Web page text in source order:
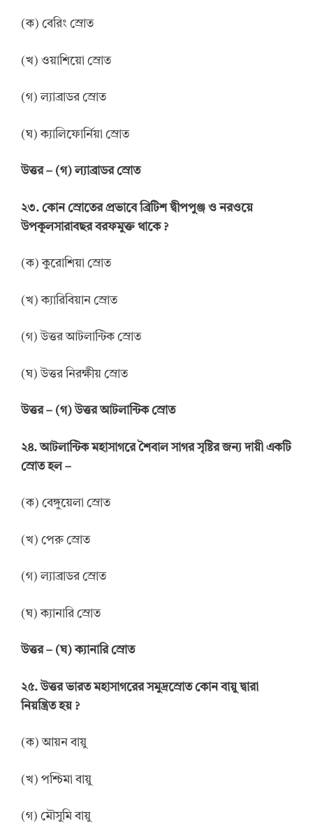
(ক) বেরিং স্রোত
(খ) ওয়াশিয়ো স্রোত
(গ) ল্যাব্রাডর স্রোত
(ঘ) ক্যালিফোর্নিয়া স্রোত
উত্তর– (গ) ল্যাব্রাডর স্রোত
২৩. কোন স্রোতের প্রভাবে ব্রিটিশ দ্বীপপুঞ্জ ও নরওয়ে
উপকূলসারাবছর বরফমুক্ত থাকে ?
(ক) কুরোশিয়া স্রোত
(খ) ক্যারিবিয়ান স্রোত
(গ) উত্তর আটলান্টিক স্রোত
(ঘ) উত্তর নিরক্ষীয় স্রোত
উত্তর– (গ) উত্তর আটলান্টিক স্রোত
২৪. আটলান্টিক মহাসাগরে শৈবাল সাগর সৃষ্টির জন্য দায়ী একটি
স্রোত হল –
(ক) বেঙ্গুয়েলা স্রোত
(খ) পেরু স্রোত
(গ) ল্যাব্রাডর স্রোত
(ঘ) ক্যানারি স্রোত
উত্তর– (ঘ) ক্যানারি স্রোত
২৫. উত্তর ভারত মহাসাগরের সমুদ্রস্রোত কোন বায়ু দ্বারা
নিয়ন্ত্রিত হয় ?
(ক) আয়ন বায়ু
(খ) পশ্চিমা বায়ু
(গ) মৌসুমি বায়ু